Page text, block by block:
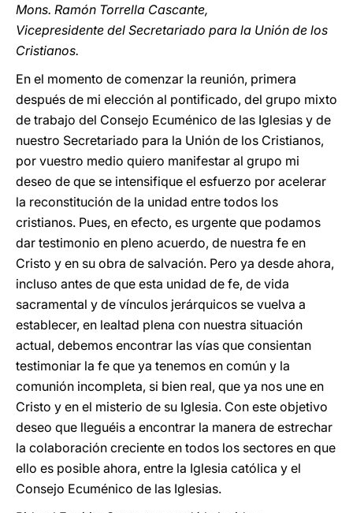
Mons. Ramón Torrella Cascante,
Vicepresidente del Secretariado para la Unión de los
Cristianos.
En el momento de comenzar la reunión, primera
después de mi elección al pontificado, del grupo mixto
de trabajo del Consejo Ecuménico de las Iglesias y de
nuestro Secretariado para la Unión de los Cristianos,
por vuestro medio quiero manifestar al grupo mi
deseo de que se intensifique el esfuerzo por acelerar
la reconstitución de la unidad entre todos los
cristianos. Pues, en efecto, es urgente que podamos
dar testimonio en pleno acuerdo, de nuestra fe en
Cristo y en su obra de salvación. Pero ya desde ahora,
incluso antes de que esta unidad de fe, de vida
sacramental y de vínculos jerárquicos se vuelva a
establecer, en lealtad plena con nuestra situación
actual, debemos encontrar las vías que consientan
testimoniar la fe que ya tenemos en común y la
comunión incompleta, si bien real, que ya nos une en
Cristo y en el misterio de su Iglesia. Con este objetivo
deseo que lleguéis a encontrar la manera de estrechar
la colaboración creciente en todos los sectores en que
ello es posible ahora, entre la Iglesia católica y el
Consejo Ecuménico de las Iglesias.